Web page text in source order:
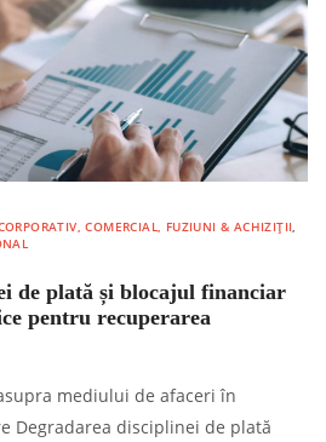
COMERCIAL, FUZIUNI & ACHIZIȚII,
de plată și blocajul financiar
pentru recuperarea
mediului de afaceri în
Degradarea disciplinei de plată